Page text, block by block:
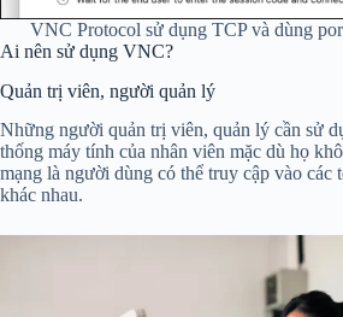
VNC Protocol sử dụng TCP và dùng
Ai nên sử dụng VNC?
Quản trị viên, người quản lý
Những người quản trị viên, quản lý cần sử
thống máy tính của nhân viên mặc dù họ
mạng là người dùng có thể truy cập vào các
khác nhau.